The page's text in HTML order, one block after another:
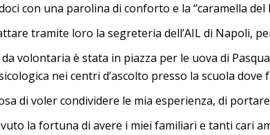
con una parolina di conforto e la “caramella
tramite loro la segreteria dell’AIL di Napoli,
volontaria è stata in piazza per le uova di
nei centri d’ascolto presso la scuola dove
di voler condividere le mia esperienza, di
la fortuna di avere i miei familiari e tanti cari